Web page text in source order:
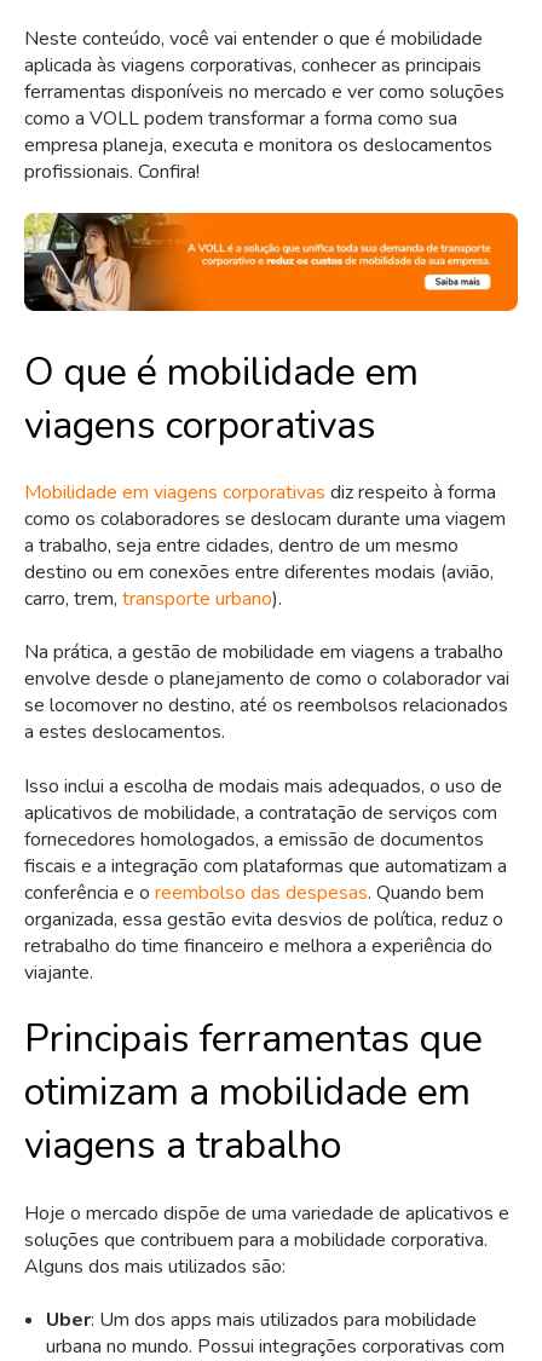
Neste conteúdo, você vai entender o que é mobilidade
aplicada às viagens corporativas, conhecer as principais
ferramentas disponíveis no mercado e ver como soluções
como a VOLL podem transformar a forma como sua
empresa planeja, executa e monitora os deslocamentos
profissionais. Confira!
O que é mobilidade em
viagens corporativas
Mobilidade em viagens corporativas diz respeito à forma
como os colaboradores se deslocam durante uma viagem
a trabalho, seja entre cidades, dentro de um mesmo
destino ou em conexões entre diferentes modais (avião,
carro, trem, transporte urbano).
Na prática, a gestão de mobilidade em viagens a trabalho
envolve desde o planejamento de como o colaborador vai
se locomover no destino, até os reembolsos relacionados
a estes deslocamentos.
Isso inclui a escolha de modais mais adequados, o uso de
aplicativos de mobilidade, a contratação de serviços com
fornecedores homologados, a emissão de documentos
fiscais e a integração com plataformas que automatizam a
conferência e o reembolso das despesas. Quando bem
organizada, essa gestão evita desvios de política, reduz o
retrabalho do time financeiro e melhora a experiência do
viajante.
Principais ferramentas que
otimizam a mobilidade em
viagens a trabalho
Hoje o mercado dispõe de uma variedade de aplicativos e
soluções que contribuem para a mobilidade corporativa.
Alguns dos mais utilizados são:
Uber: Um dos apps mais utilizados para mobilidade
urbana no mundo. Possui integrações corporativas com